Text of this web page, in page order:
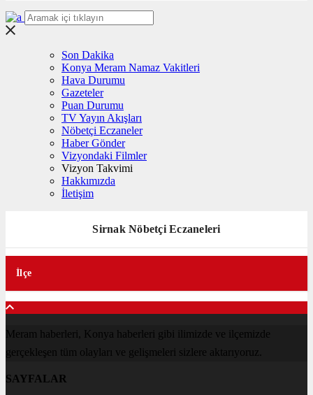
Son Dakika
Konya Meram Namaz Vakitleri
Hava Durumu
Gazeteler
Puan Durumu
TV Yayın Akışları
Nöbetçi Eczaneler
Haber Gönder
Vizyondaki Filmler
Vizyon Takvimi
Hakkımızda
İletişim
Sirnak Nöbetçi Eczaneleri
Meram haberleri, Konya haberleri gibi ilimizde ve ilçemizde
gerçekleşen tüm olayları ve gelişmeleri sizlere aktarıyoruz.
SAYFALAR